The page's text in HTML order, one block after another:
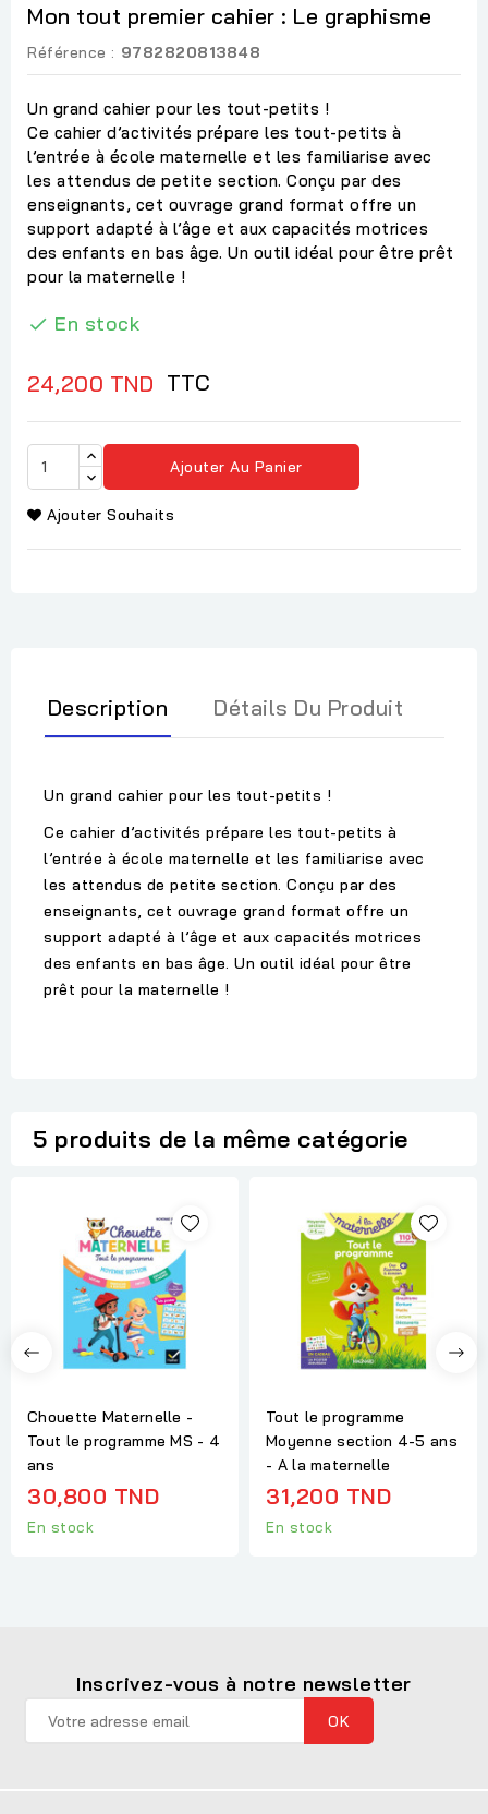
Mon tout premier cahier : Le graphisme
Référence : 9782820813848
Un grand cahier pour les tout-petits !
Ce cahier d’activités prépare les tout-petits à
l’entrée à école maternelle et les familiarise avec
les attendus de petite section. Conçu par des
enseignants, cet ouvrage grand format offre un
support adapté à l’âge et aux capacités motrices
des enfants en bas âge. Un outil idéal pour être prêt
pour la maternelle !
 En stock
24,200 TND TTC
Ajouter Au Panier
Ajouter Souhaits
Description Détails Du Produit
Un grand cahier pour les tout-petits !
Ce cahier d’activités prépare les tout-petits à
l’entrée à école maternelle et les familiarise avec
les attendus de petite section. Conçu par des
enseignants, cet ouvrage grand format offre un
support adapté à l’âge et aux capacités motrices
des enfants en bas âge. Un outil idéal pour être
prêt pour la maternelle !
5 produits de la même catégorie
Chouette Maternelle -
Tout le programme MS - 4
ans
30,800 TND
En stock
Tout le programme
Moyenne section 4-5 ans
- A la maternelle
31,200 TND
En stock
Inscrivez-vous à notre newsletter